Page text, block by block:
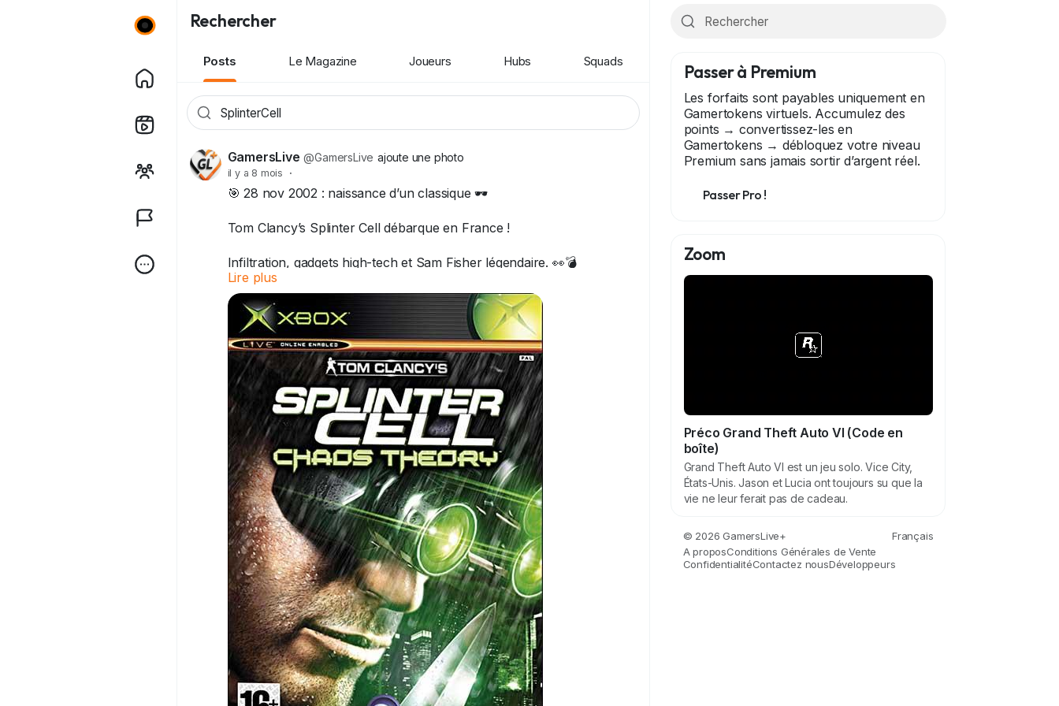
Rechercher
Posts Le Magazine Joueurs Hubs Squads
GamersLive @GamersLive ajoute une photo
il y a 8 mois ·
🎯 28 nov 2002 : naissance d’un classique 🕶️
Tom Clancy’s Splinter Cell débarque en France !
Infiltration, gadgets high-tech et Sam Fisher légendaire. 👀💣
Quel souvenir avez-vous de ce chef-d’œuvre ? 🎮
#SplinterCell #TomClancy #Gaming #RetroGaming #Infiltration
#PC
Lire plus
Passer à Premium
Les forfaits sont payables uniquement en
Gamertokens virtuels. Accumulez des
points → convertissez-les en
Gamertokens → débloquez votre niveau
Premium sans jamais sortir d’argent réel.
Passer Pro !
Zoom
Préco Grand Theft Auto VI (Code en
boîte)
Grand Theft Auto VI est un jeu solo. Vice City,
États-Unis. Jason et Lucia ont toujours su que la
vie ne leur ferait pas de cadeau.
© 2026 GamersLive+
Français
A proposConditions Générales de Vente
ConfidentialitéContactez nousDéveloppeurs